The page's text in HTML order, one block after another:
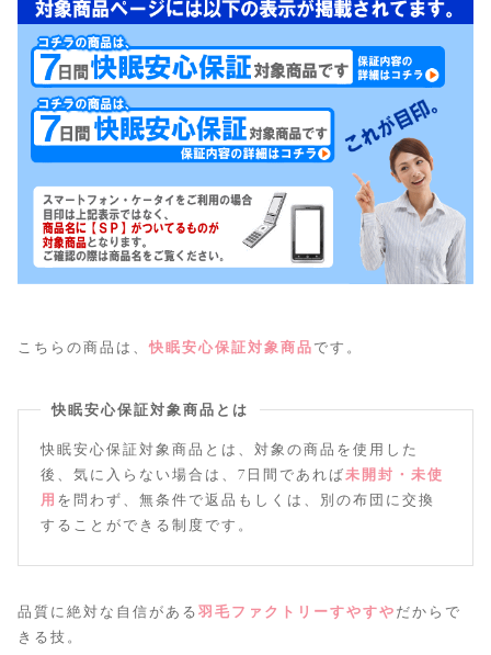
こちらの商品は、快眠安心保証対象商品です。
快眠安心保証対象商品とは
快眠安心保証対象商品とは、対象の商品を使用した
後、気に入らない場合は、7日間であれば未開封・未使
用 を問わず、無条件で返品もしくは、別の布団に交換
することができる制度です。
品質に絶対な自信がある羽毛ファクトリーすやすやだからで
きる技。